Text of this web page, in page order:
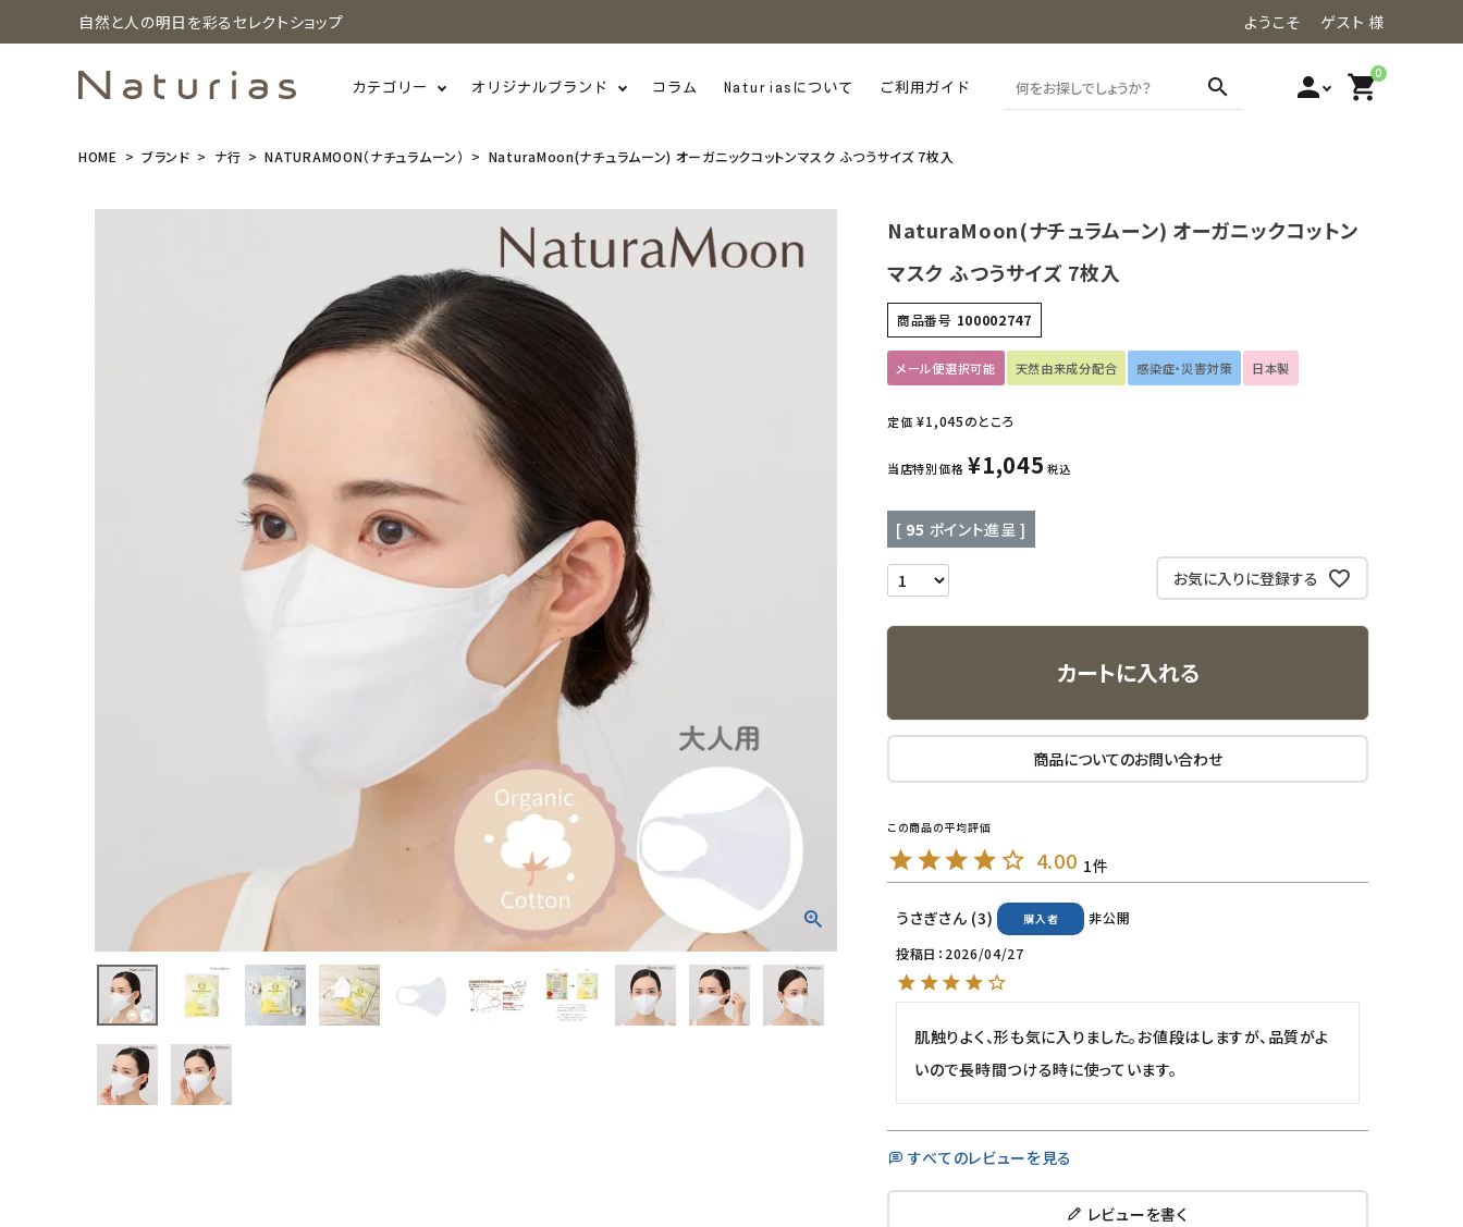
自然と人の明日を彩るセレクトショップ ようこそ ゲスト 様
カテゴリー オリジナルブランド コラム Naturiasについて ご利用ガイド search person 0
shopping_cart
インナー・下着・ナイトウェア
キッズ・ベビー・マタニティ
HOME ブランド ナ行 NATURAMOON（ナチュラムーン） NaturaMoon(ナチュラムーン) オーガニックコットンマスク ふつうサイズ 7枚入
NaturaMoon(ナチュラムーン) オーガニックコットン
マスク ふつうサイズ 7枚入
商品番号 100002747
メール便選択可能 天然由来成分配合 感染症・災害対策 日本製
定価 ¥1,045のところ
当店特別価格 ¥1,045 税込
[ 95 ポイント進呈 ]
お気に入りに登録する
カートに入れる
商品についてのお問い合わせ
4.00 1
うさぎ 3 購入者
非公開
投稿日
2026/04/27
肌触りよく、形も気に入りました。お値段はしますが、品質がよ
いので長時間つける時に使っています。
すべてのレビューを見る
レビューを書く